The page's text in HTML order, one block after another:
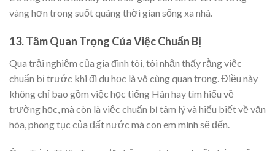
vàng hơn trong suốt quãng thời gian sống xa nhà.
13. Tầm Quan Trọng Của Việc Chuẩn Bị
Qua trải nghiệm của gia đình tôi, tôi nhận thấy rằng việc
chuẩn bị trước khi đi du học là vô cùng quan trọng. Điều này
không chỉ bao gồm việc học tiếng Hàn hay tìm hiểu về
trường học, mà còn là việc chuẩn bị tâm lý và hiểu biết về văn
hóa, phong tục của đất nước mà con em mình sẽ đến.